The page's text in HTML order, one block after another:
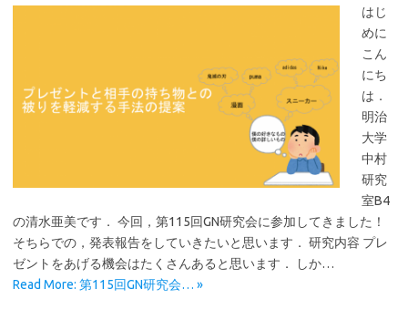
はじ
めに
こん
にち
は．
明治
大学
中村
研究
室B4
の清水亜美です． 今回，第115回GN研究会に参加してきました！
そちらでの，発表報告をしていきたいと思います． 研究内容 プレ
ゼントをあげる機会はたくさんあると思います． しか…
Read More: 第115回GN研究会… »